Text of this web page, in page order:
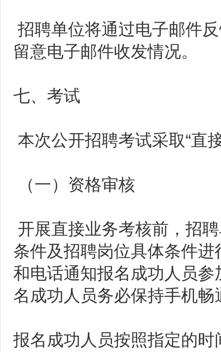
招聘单位将通过电子邮件
留意电子邮件收发情况。
七、考试
本次公开招聘考试采取“直
（一）资格审核
开展直接业务考核前，招
条件及招聘岗位具体条件
和电话通知报名成功人员
名成功人员务必保持手机畅
报名成功人员按照指定的